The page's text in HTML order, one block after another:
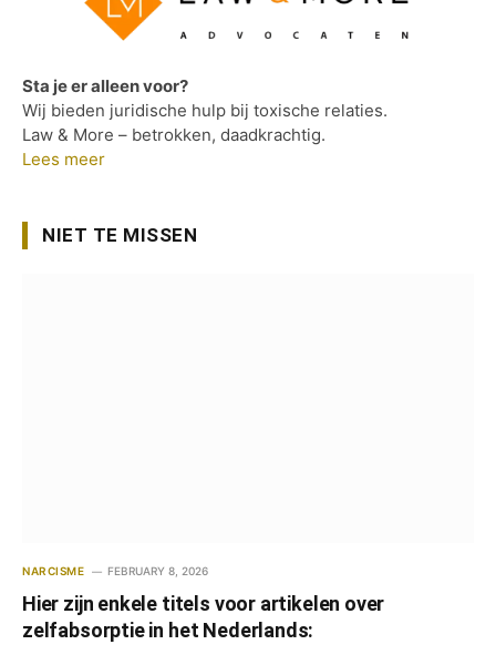
Sta je er alleen voor?
Wij bieden juridische hulp bij toxische relaties.
Law & More – betrokken, daadkrachtig.
Lees meer
NIET TE MISSEN
NARCISME FEBRUARY 8, 2026
Hier zijn enkele titels voor artikelen over
zelfabsorptie in het Nederlands: